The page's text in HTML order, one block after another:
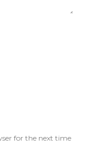
for the next time